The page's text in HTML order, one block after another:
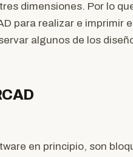
dimensiones. Por lo
para realizar e imprimir
algunos de los
en principio, son